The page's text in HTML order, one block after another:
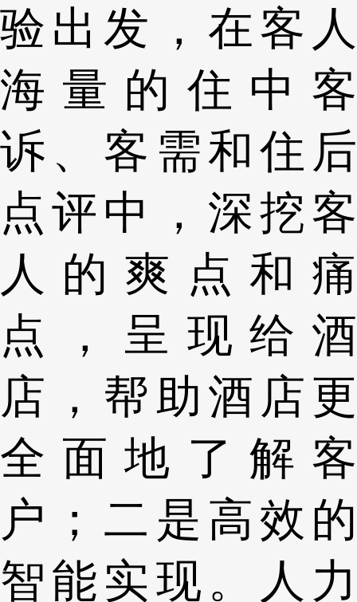
验出发，在客人
海量的住中客
诉、客需和住后
点评中，深挖客
人的爽点和痛
点，呈现给酒
店，帮助酒店更
全面地了解客
户；二是高效的
智能实现。人力